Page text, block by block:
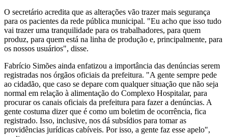
O secretário acredita que as alterações vão trazer mais segurança
para os pacientes da rede pública municipal. "Eu acho que isso tudo
vai trazer uma tranquilidade para os trabalhadores, para quem
produz, para quem está na linha de produção e, principalmente, para
os nossos usuários", disse.
Fabrício Simões ainda enfatizou a importância das denúncias serem
registradas nos órgãos oficiais da prefeitura. "A gente sempre pede
ao cidadão, que caso se depare com qualquer situação que não seja
normal em relação à alimentação do Complexo Hospitalar, para
procurar os canais oficiais da prefeitura para fazer a denúncias. A
gente costuma dizer que é como um boletim de ocorrência, fica
registrado. Isso, inclusive, nos dá subsídios para tomar as
providências jurídicas cabíveis. Por isso, a gente faz esse apelo",